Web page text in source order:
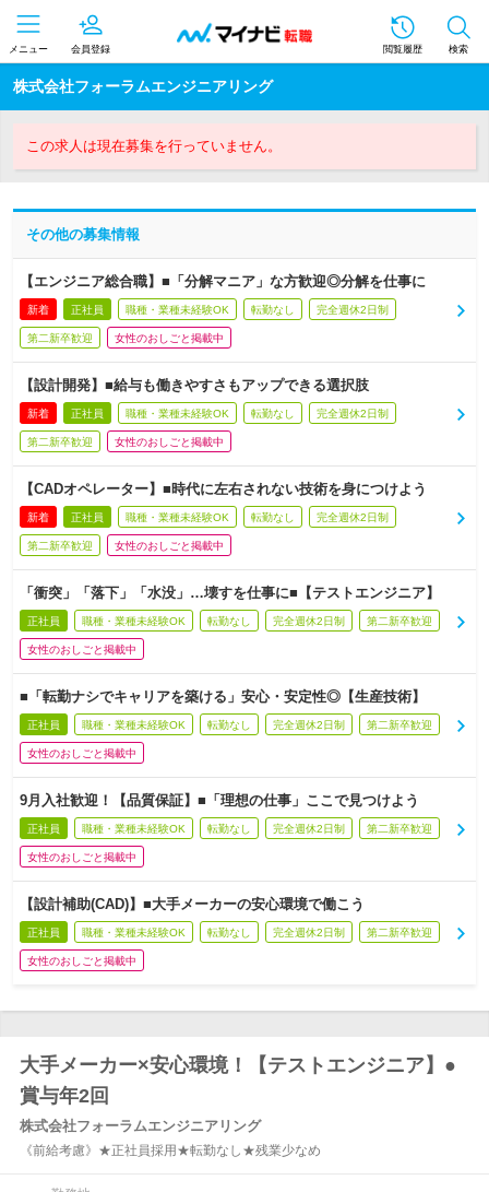
メニュー 会員登録 閲覧履歴 検索
株式会社フォーラムエンジニアリング
この求人は現在募集を行っていません。
その他の募集情報
【エンジニア総合職】■「分解マニア」な方歓迎◎分解を仕事に
新着 正社員 職種・業種未経験OK 転勤なし 完全週休2日制
第二新卒歓迎 女性のおしごと掲載中
【設計開発】■給与も働きやすさもアップできる選択肢
新着 正社員 職種・業種未経験OK 転勤なし 完全週休2日制
第二新卒歓迎 女性のおしごと掲載中
【CADオペレーター】■時代に左右されない技術を身につけよう
新着 正社員 職種・業種未経験OK 転勤なし 完全週休2日制
第二新卒歓迎 女性のおしごと掲載中
「衝突」「落下」「水没」…壊すを仕事に■【テストエンジニア】
正社員 職種・業種未経験OK 転勤なし 完全週休2日制 第二新卒歓迎
女性のおしごと掲載中
■「転勤ナシでキャリアを築ける」安心・安定性◎【生産技術】
正社員 職種・業種未経験OK 転勤なし 完全週休2日制 第二新卒歓迎
女性のおしごと掲載中
9月入社歓迎！【品質保証】■「理想の仕事」ここで見つけよう
正社員 職種・業種未経験OK 転勤なし 完全週休2日制 第二新卒歓迎
女性のおしごと掲載中
【設計補助(CAD)】■大手メーカーの安心環境で働こう
正社員 職種・業種未経験OK 転勤なし 完全週休2日制 第二新卒歓迎
女性のおしごと掲載中
大手メーカー×安心環境！【テストエンジニア】●
賞与年2回
株式会社フォーラムエンジニアリング
《前給考慮》★正社員採用★転勤なし★残業少なめ